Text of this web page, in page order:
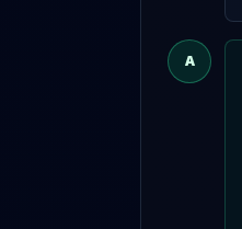
A